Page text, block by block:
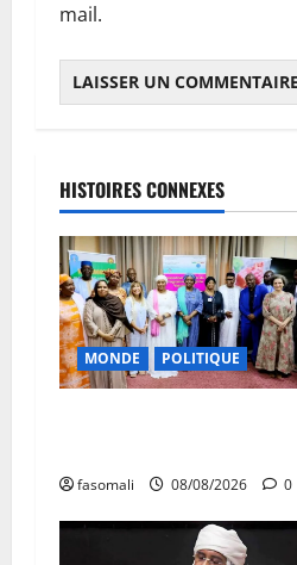
mail.
HISTOIRES CONNEXES
MONDE POLITIQUE
fasomali 08/08/2026 0